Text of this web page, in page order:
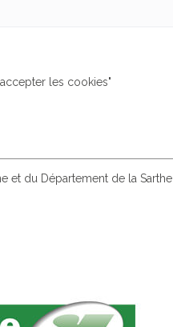
les cookies"
et du Département de la Sarthe